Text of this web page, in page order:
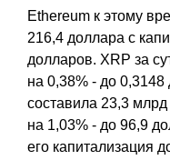
Ethereum к этому
216,4 доллара с
долларов. XRP за
на 0,38% - до 0,3148
составила 23,3
на 1,03% - до 96,9
его капитализация